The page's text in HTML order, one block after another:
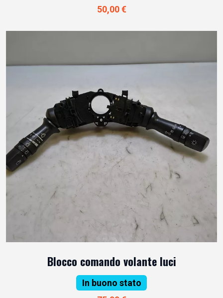
50,00 €
Blocco comando volante luci
In buono stato